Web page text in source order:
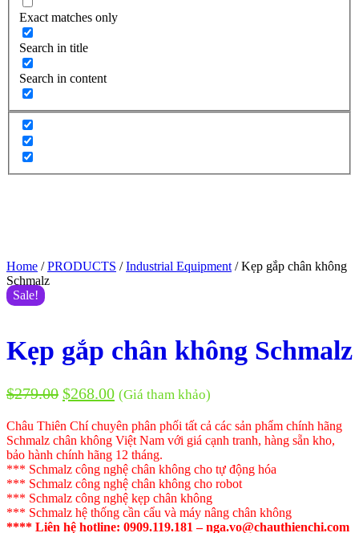
Exact matches only
Search in title
Search in content
Home /PRODUCTS /Industrial Equipment / Kẹp gắp chân không
Schmalz
Sale!
Kẹp gắp chân không Schmalz
$279.00 $268.00 (Giá tham khảo)
Châu Thiên Chí chuyên phân phối tất cả các sản phẩm chính hãng
Schmalz chân không Việt Nam với giá cạnh tranh, hàng sẵn kho,
bảo hành chính hãng 12 tháng.
*** Schmalz công nghệ chân không cho tự động hóa
*** Schmalz công nghệ chân không cho robot
*** Schmalz công nghệ kẹp chân không
*** Schmalz hệ thống cần cẩu và máy nâng chân không
**** Liên hệ hotline: 0909.119.181 – nga.vo@chauthienchi.com